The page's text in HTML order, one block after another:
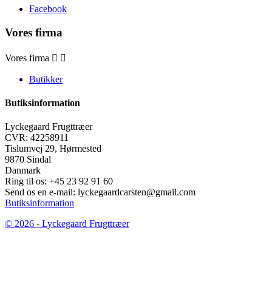
Facebook
Vores firma
Vores firma  
Butikker
Butiksinformation
Lyckegaard Frugttræer
CVR: 42258911
Tislumvej 29, Hørmested
9870 Sindal
Danmark
Ring til os: +45 23 92 91 60
Send os en e-mail: lyckegaardcarsten@gmail.com
Butiksinformation
© 2026 - Lyckegaard Frugttræer